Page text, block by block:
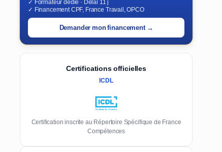
✓ Formateur dédié · Délai 11 j
✓ Financement CPF, France Travail, OPCO
Demander mon financement →
Certifications officielles
ICDL
Certification inscrite au Répertoire Spécifique de France
Compétences